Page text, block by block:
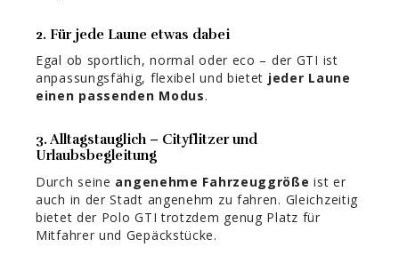
2. Für jede Laune etwas dabei
Egal ob sportlich, normal oder eco – der GTI ist
anpassungsfähig, flexibel und bietet jeder Laune
einen passenden Modus.
3. Alltagstauglich – Cityflitzer und
Urlaubsbegleitung
Durch seine angenehme Fahrzeuggröße ist er
auch in der Stadt angenehm zu fahren. Gleichzeitig
bietet der Polo GTI trotzdem genug Platz für
Mitfahrer und Gepäckstücke.